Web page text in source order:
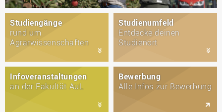
Studiengänge
rund um
Agrarwissenschaften
Studienumfeld
Entdecke deinen
Studienort
Infoveranstaltungen
an der Fakultät AuL
Bewerbung
Alle Infos zur Bewerbung